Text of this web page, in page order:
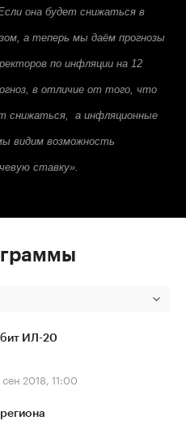
она будет снижаться в
а теперь мы даём прогнозы
по инфляции на 12
в отличие от того, что
снижаться, а инфляционные
видим возможность
ставку».
ИЛ-20
сен 2018, 11:00